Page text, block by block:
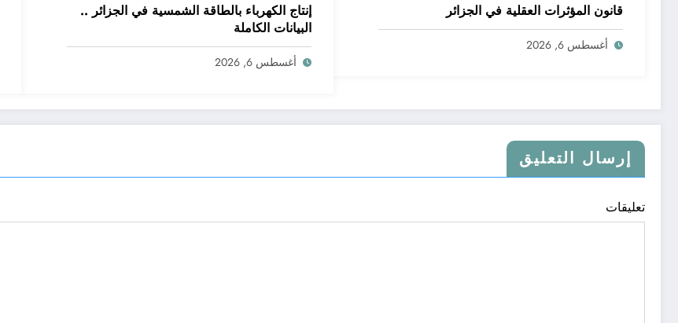
قانون المؤثرات العقلية في الجزائر
أغسطس 6, 2026
إنتاج الكهرباء بالطاقة الشمسية في الجزائر ..
البيانات الكاملة
أغسطس 6, 2026
إرسال التعليق
تعليقات